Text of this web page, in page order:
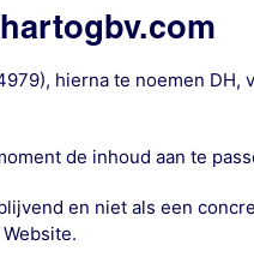
hierna te noemen
de inhoud aan te
en niet als een